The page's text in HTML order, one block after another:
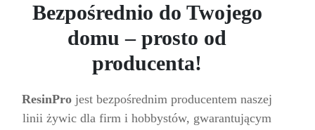
Bezpośrednio do Twojego
domu – prosto od
producenta!
ResinPro jest bezpośrednim producentem naszej
linii żywic dla firm i hobbystów, gwarantującym